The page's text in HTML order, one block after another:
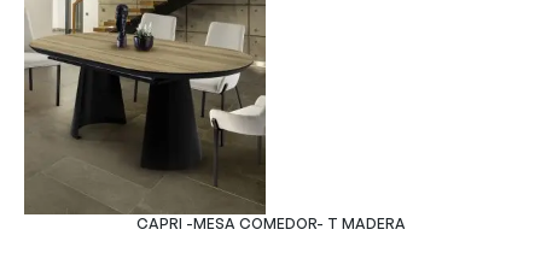
CAPRI -MESA COMEDOR- T MADERA